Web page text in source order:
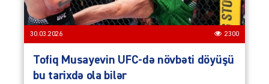
30.03.2026 2300
Tofiq Musayevin UFC-də növbəti döyüşü
bu tarixdə ola bilər